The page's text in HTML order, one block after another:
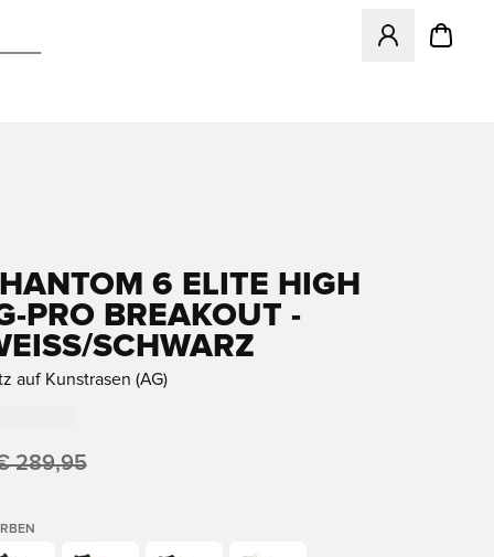
Öffnet ein
6 ELITE HIGH
PRO BREAKOUT -
SCHWARZ
auf Kunstrasen (AG)
289,95